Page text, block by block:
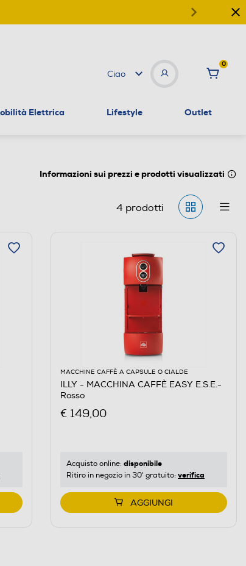
Ciao
0
Elettrica Lifestyle Outlet
Informazioni sui prezzi e prodotti visualizzati
4 prodotti
MACCHINE CAFFÈ A CAPSULE O CIALDE
ILLY - MACCHINA CAFFÈ EASY E.S.E.-
Rosso
€ 149,00
Acquisto online: disponibile
Ritiro in negozio in 30' gratuito: verifica
AGGIUNGI